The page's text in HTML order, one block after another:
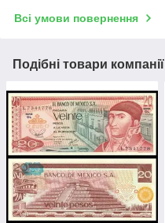
Всі умови повернення
Подібні товари компанії